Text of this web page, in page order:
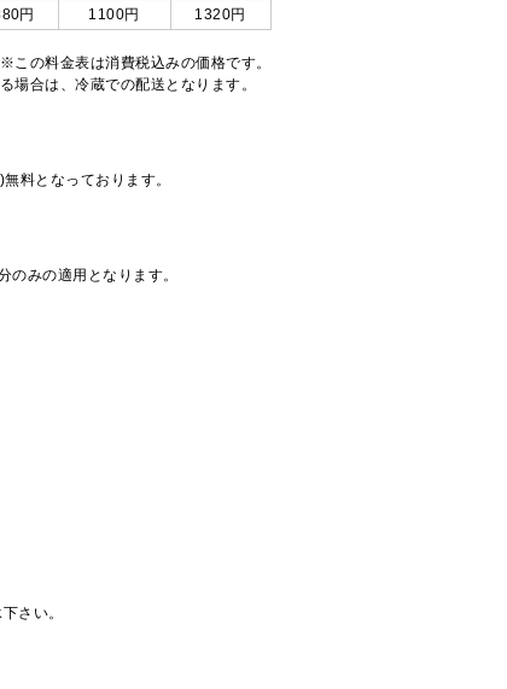
円 1100円 1320円
※この料金表は消費税込みの価格です。
場合は、冷蔵での配送となります。
料となっております。
みの適用となります。
さい。